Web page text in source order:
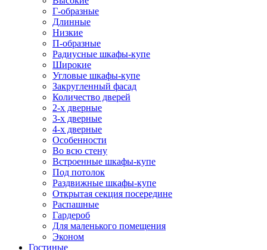
Г-образные
Длинные
Низкие
П-образные
Радиусные шкафы-купе
Широкие
Угловые шкафы-купе
Закругленный фасад
Количество дверей
2-х дверные
3-х дверные
4-х дверные
Особенности
Во всю стену
Встроенные шкафы-купе
Под потолок
Раздвижные шкафы-купе
Открытая секция посередине
Распашные
Гардероб
Для маленького помещения
Эконом
Гостиные